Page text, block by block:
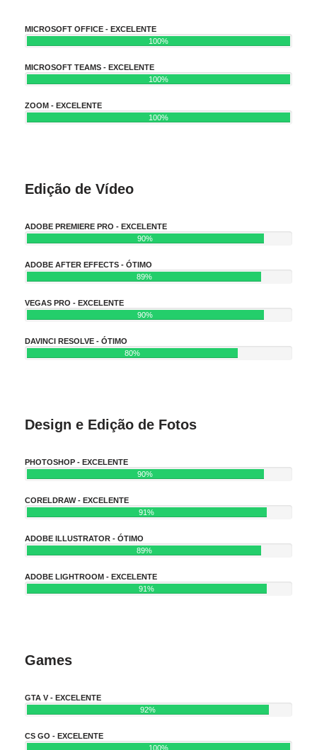
MICROSOFT OFFICE - EXCELENTE
100%
MICROSOFT TEAMS - EXCELENTE
100%
ZOOM - EXCELENTE
100%
Edição de Vídeo
ADOBE PREMIERE PRO - EXCELENTE
90%
ADOBE AFTER EFFECTS - ÓTIMO
89%
VEGAS PRO - EXCELENTE
90%
DAVINCI RESOLVE - ÓTIMO
80%
Design e Edição de Fotos
PHOTOSHOP - EXCELENTE
90%
CORELDRAW - EXCELENTE
91%
ADOBE ILLUSTRATOR - ÓTIMO
89%
ADOBE LIGHTROOM - EXCELENTE
91%
Games
GTA V - EXCELENTE
92%
CS GO - EXCELENTE
100%